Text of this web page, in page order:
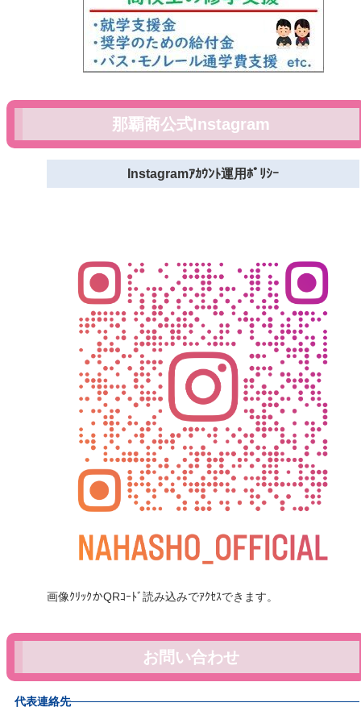
那覇商公式Instagram
Instagramｱｶｳﾝﾄ運用ﾎﾟﾘｼｰ
画像ｸﾘｯｸかQRｺｰﾄﾞ読み込みでｱｸｾｽできます。
お問い合わせ
代表連絡先